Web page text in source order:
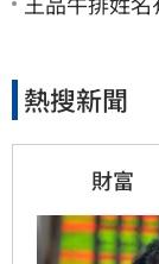
熱搜新聞
財富